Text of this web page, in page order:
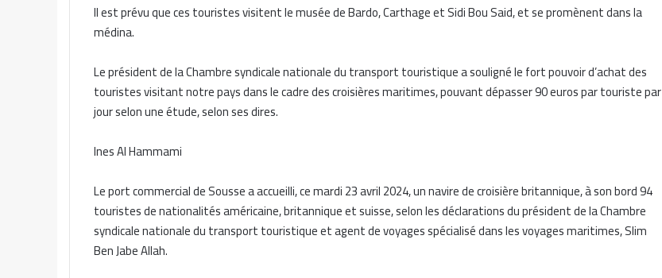
Il est prévu que ces touristes visitent le musée de Bardo, Carthage et Sidi Bou Said, et se promènent dans la
médina.
Le président de la Chambre syndicale nationale du transport touristique a souligné le fort pouvoir d’achat des
touristes visitant notre pays dans le cadre des croisières maritimes, pouvant dépasser 90 euros par touriste par
jour selon une étude, selon ses dires.
Ines Al Hammami
Le port commercial de Sousse a accueilli, ce mardi 23 avril 2024, un navire de croisière britannique, à son bord 94
touristes de nationalités américaine, britannique et suisse, selon les déclarations du président de la Chambre
syndicale nationale du transport touristique et agent de voyages spécialisé dans les voyages maritimes, Slim
Ben Jabe Allah.